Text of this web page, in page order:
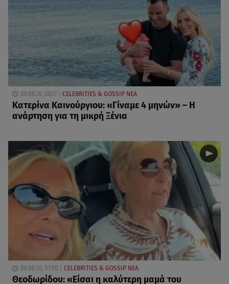
06.08.26, 08:17 CELEBRITIES & GOSSIP ΝΕΑ
Κατερίνα Καινούργιου: «Γίναμε 4 μηνών» – Η
ανάρτηση για τη μικρή Ξένια
06.08.26, 07:50 CELEBRITIES & GOSSIP ΝΕΑ
Θεοδωρίδου: «Είσαι η καλύτερη μαμά του